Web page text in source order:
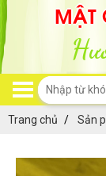
MẬT
Trang chủ Sản